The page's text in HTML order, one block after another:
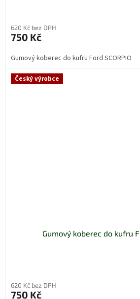
620 Kč bez DPH
750 Kč
Gumový koberec do kufru Ford SCORPIO
Český výrobce
Gumový koberec do kufru
620 Kč bez DPH
750 Kč